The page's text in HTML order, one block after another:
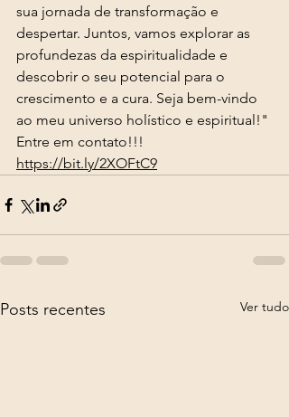
sua jornada de transformação e
despertar. Juntos, vamos explorar as
profundezas da espiritualidade e
descobrir o seu potencial para o
crescimento e a cura. Seja bem-vindo
ao meu universo holístico e espiritual!"
Entre em contato!!!
https://bit.ly/2XOFtC9
Posts recentes Ver tudo